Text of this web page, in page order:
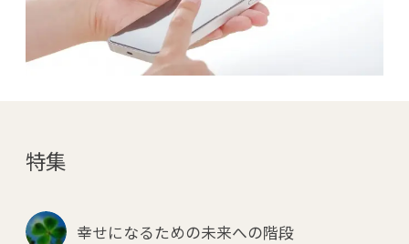
特集
幸せになるための未来への階段